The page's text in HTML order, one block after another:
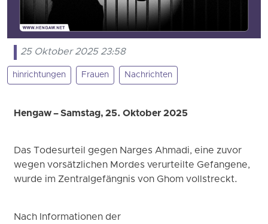
25 Oktober 2025 23:58
hinrichtungen Frauen Nachrichten
Hengaw – Samstag, 25. Oktober 2025
Das Todesurteil gegen Narges Ahmadi, eine zuvor
wegen vorsätzlichen Mordes verurteilte Gefangene,
wurde im Zentralgefängnis von Ghom vollstreckt.
Nach Informationen der